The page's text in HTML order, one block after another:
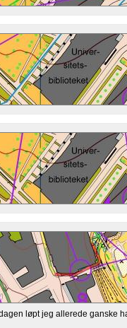
løpt jeg allerede ganske